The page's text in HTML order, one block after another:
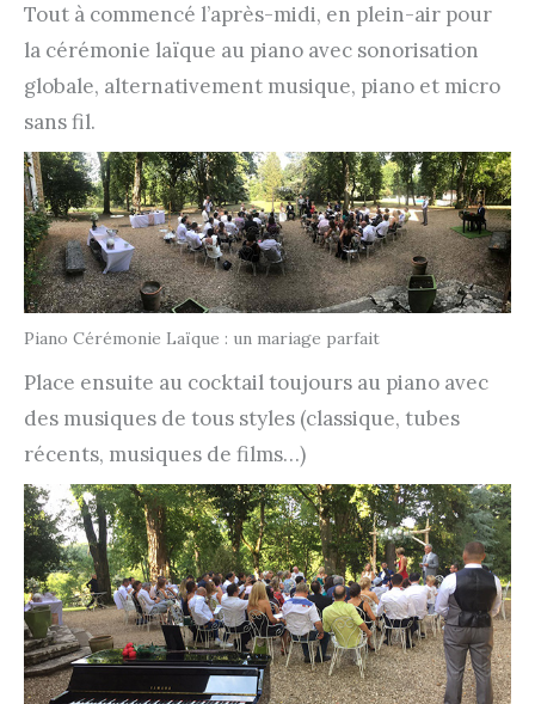
Tout à commencé l’après-midi, en plein-air pour
la cérémonie laïque au piano avec sonorisation
globale, alternativement musique, piano et micro
sans fil.
Piano Cérémonie Laïque : un mariage parfait
Place ensuite au cocktail toujours au piano avec
des musiques de tous styles (classique, tubes
récents, musiques de films…)